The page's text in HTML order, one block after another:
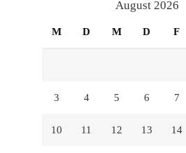
August 2026
M D M D F
3 4 5 6 7
10 11 12 13 14